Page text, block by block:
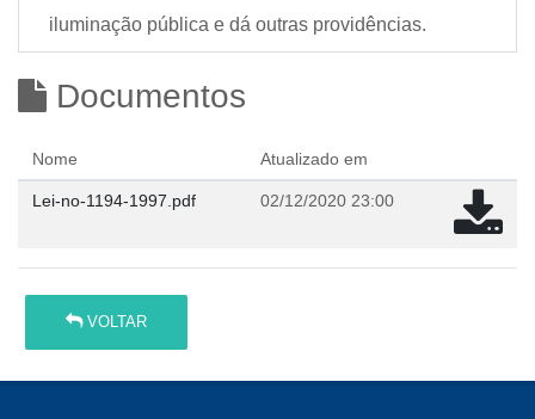
iluminação pública e dá outras providências.
Documentos
Nome Atualizado em
Lei-no-1194-1997.pdf 02/12/2020 23:00
VOLTAR